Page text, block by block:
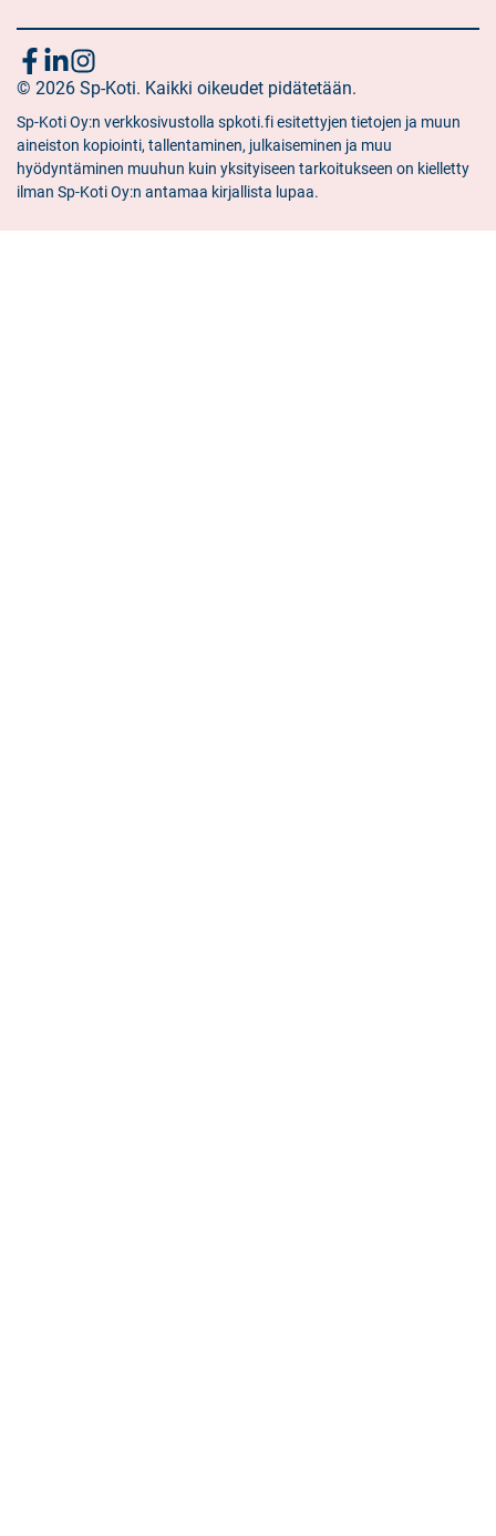
Seuraa
meitä
Sosiaalinen
media:
facebook
Sosiaalinen
media:
linkedin
Sosiaalinen
media:
instagram
© 2026 Sp-Koti. Kaikki oikeudet pidätetään.
Sp-Koti Oy:n verkkosivustolla spkoti.fi esitettyjen tietojen ja muun
aineiston kopiointi, tallentaminen, julkaiseminen ja muu
hyödyntäminen muuhun kuin yksityiseen tarkoitukseen on kielletty
ilman Sp-Koti Oy:n antamaa kirjallista lupaa.